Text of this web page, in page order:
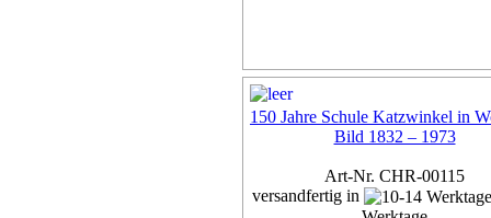
150 Jahre Schule Katzwinkel in
Bild 1832 – 1973
Art-Nr. CHR-00115
versandfertig in